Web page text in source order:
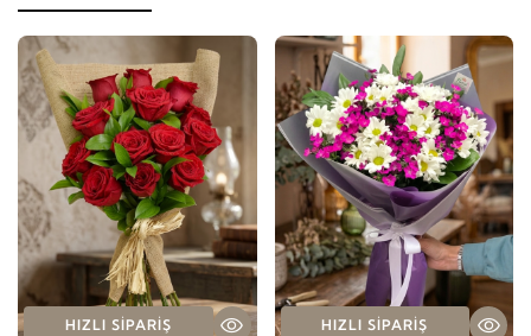
HIZLI SIPARIŞ HIZLI SIPARIŞ